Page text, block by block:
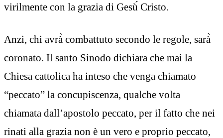
virilmente con la grazia di Gesù́ Cristo.
Anzi, chi avrà̀ combattuto secondo le regole, sarà̀
coronato. Il santo Sinodo dichiara che mai la
Chiesa cattolica ha inteso che venga chiamato
“peccato” la concupiscenza, qualche volta
chiamata dall’apostolo peccato, per il fatto che nei
rinati alla grazia non è un vero e proprio peccato,